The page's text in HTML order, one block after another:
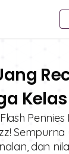
Pennies
dan